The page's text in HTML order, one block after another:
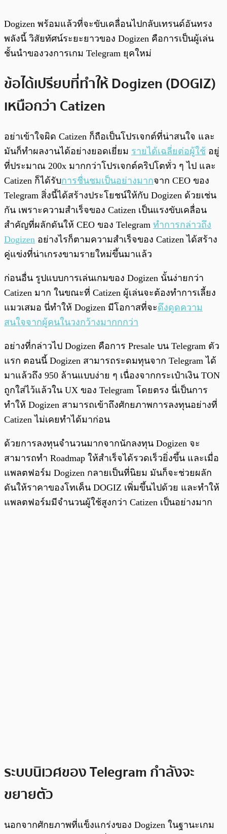
Dogizen พร้อมแล้วที่จะขับเคลื่อนไปกลับเทรนด์อันทรง
พลังนี้ วิสัยทัศน์ระยะยาวของ Dogizen คือการเป็นผู้เล่น
ชั้นนำของวงการเกม Telegram ยุคใหม่
ข้อได้เปรียบที่ทำให้ Dogizen (DOGIZ)
เหนือกว่า Catizen
อย่าเข้าใจผิด Catizen ก็ถือเป็นโปรเจกต์ที่น่าสนใจ และ
มันก็ทำผลงานได้อย่างยอดเยี่ยม รายได้เฉลี่ยต่อผู้ใช้ อยู่
ที่ประมาณ 200x มากกว่าโปรเจกต์คริปโตทั่ว ๆ ไป และ
Catizen ก็ได้รับการชื่นชมเป็นอย่างมากจาก CEO ของ
Telegram สิ่งนี้ได้สร้างประโยชน์ให้กับ Dogizen ด้วยเช่น
กัน เพราะความสำเร็จของ Catizen เป็นแรงขับเคลื่อน
สำคัญที่ผลักดันให้ CEO ของ Telegram ทำการกล่าวถึง
Dogizen อย่างไรก็ตามความสำเร็จของ Catizen ได้สร้าง
คู่แข่งที่น่าเกรงขามรายใหม่ขึ้นมาแล้ว
ก่อนอื่น รูปแบบการเล่นเกมของ Dogizen นั้นง่ายกว่า
Catizen มาก ในขณะที่ Catizen ผู้เล่นจะต้องทำการเลี้ยง
แมวเสมอ นี่ทำให้ Dogizen มีโอกาสที่จะดึงดูดความ
สนใจจากผู้คนในวงกว้างมากกกว่า
อย่างที่กล่าวไป Dogizen คือการ Presale บน Telegram ตัว
แรก ตอนนี้ Dogizen สามารถระดมทุนจาก Telegram ได้
มาแล้วถึง 950 ล้านแบบง่าย ๆ เนื่องจากกระเป๋าเงิน TON
ถูกใส่ไว้แล้วใน UX ของ Telegram โดยตรง นี่เป็นการ
ทำให้ Dogizen สามารถเข้าถึงศักยภาพการลงทุนอย่างที่
Catizen ไม่เคยทำได้มาก่อน
ด้วยการลงทุนจำนวนมากจากนักลงทุน Dogizen จะ
สามารถทำ Roadmap ให้สำเร็จได้รวดเร็วยิ่งขึ้น และเมื่อ
แพลตฟอร์ม Dogizen กลายเป็นที่นิยม มันก็จะช่วยผลัก
ดันให้ราคาของโทเค็น DOGIZ เพิ่มขึ้นไปด้วย และทำให้
แพลตฟอร์มมีจำนวนผู้ใช้สูงกว่า Catizen เป็นอย่างมาก
ระบบนิเวศของ Telegram กำลังจะ
ขยายตัว
นอกจากศักยภาพที่แข็งแกร่งของ Dogizen ในฐานะเกม